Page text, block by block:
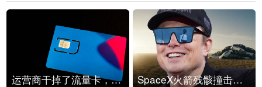
运营商干掉了流量卡，他们真的玩不起了 SpaceX火箭残骸撞击月球